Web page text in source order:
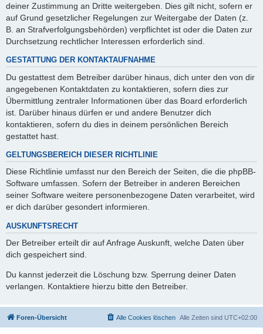
deiner Zustimmung an Dritte weitergeben. Dies gilt nicht, sofern er
auf Grund gesetzlicher Regelungen zur Weitergabe der Daten (z.
B. an Strafverfolgungsbehörden) verpflichtet ist oder die Daten zur
Durchsetzung rechtlicher Interessen erforderlich sind.
GESTATTUNG DER KONTAKTAUFNAHME
Du gestattest dem Betreiber darüber hinaus, dich unter den von dir
angegebenen Kontaktdaten zu kontaktieren, sofern dies zur
Übermittlung zentraler Informationen über das Board erforderlich
ist. Darüber hinaus dürfen er und andere Benutzer dich
kontaktieren, sofern du dies in deinem persönlichen Bereich
gestattet hast.
GELTUNGSBEREICH DIESER RICHTLINIE
Diese Richtlinie umfasst nur den Bereich der Seiten, die die phpBB-
Software umfassen. Sofern der Betreiber in anderen Bereichen
seiner Software weitere personenbezogene Daten verarbeitet, wird
er dich darüber gesondert informieren.
AUSKUNFTSRECHT
Der Betreiber erteilt dir auf Anfrage Auskunft, welche Daten über
dich gespeichert sind.
Du kannst jederzeit die Löschung bzw. Sperrung deiner Daten
verlangen. Kontaktiere hierzu bitte den Betreiber.
Foren-Übersicht Alle Zeiten sind UTC+02:00
Alle Cookies löschen